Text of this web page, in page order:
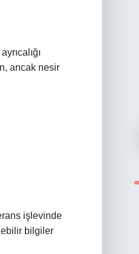
ancak nesir
işlevinde
bilgiler